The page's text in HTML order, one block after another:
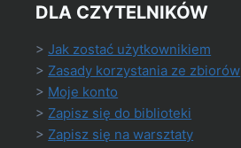
DLA CZYTELNIKÓW
>Jak zostać użytkownikiem
> Zasady korzystania ze zbiorów
> Moje konto
> Zapisz się do biblioteki
> Zapisz się na warsztaty